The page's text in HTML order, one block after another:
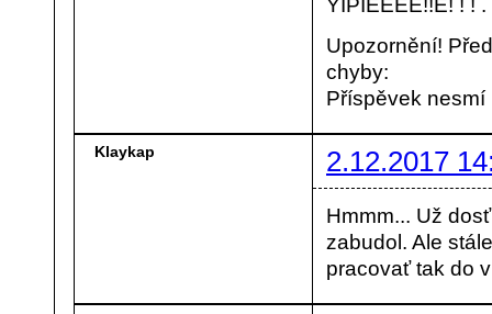
Upozornění!
chyby:
Příspěvek nesmí
Klaykap 2.12.2017
Hmmm... Už
zabudol. Ale
pracovať tak do